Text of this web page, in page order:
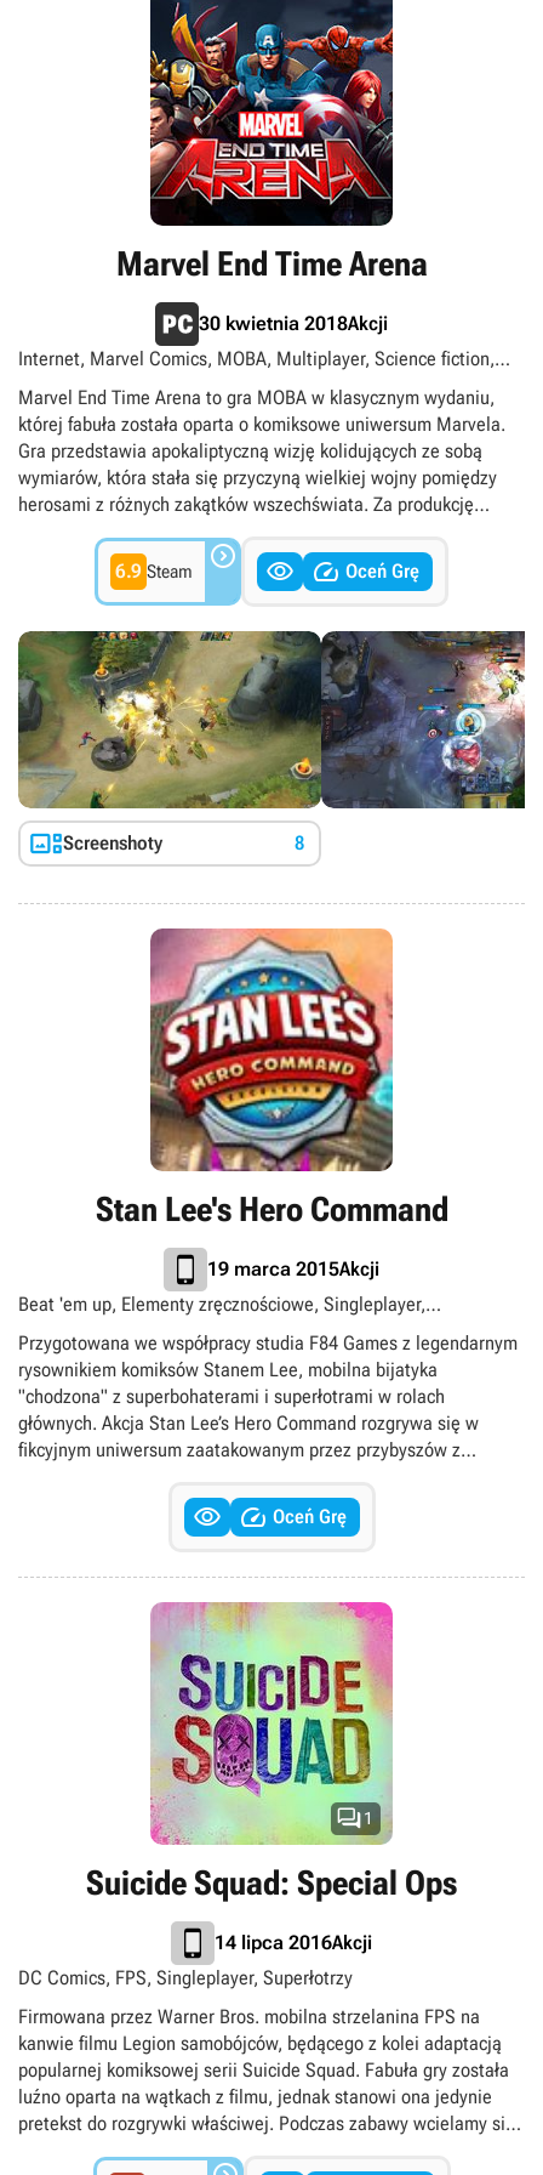
Marvel End Time Arena
30 kwietnia 2018Akcji
Internet, Marvel Comics, MOBA, Multiplayer, Science fiction,
Superbohaterowie, Superłotrzy, Zagraj za darmo
Marvel End Time Arena to gra MOBA w klasycznym wydaniu,
której fabuła została oparta o komiksowe uniwersum Marvela.
Gra przedstawia apokaliptyczną wizję kolidujących ze sobą
wymiarów, która stała się przyczyną wielkiej wojny pomiędzy
herosami z różnych zakątków wszechświata. Za produkcję
6.9 Steam    Oceń Grę
Screenshoty 8
Stan Lee's Hero Command
19 marca 2015Akcji
Beat 'em up, Elementy zręcznościowe, Singleplayer,
Superbohaterowie, Superłotrzy
Przygotowana we współpracy studia F84 Games z legendarnym
rysownikiem komiksów Stanem Lee, mobilna bijatyka
"chodzona" z superbohaterami i superłotrami w rolach
głównych. Akcja Stan Lee’s Hero Command rozgrywa się w
fikcyjnym uniwersum zaatakowanym przez przybyszów z
zamieszkują autentyczni superbohaterowie, narysowani przez
Stana Lee. Co ciekawe, na tym nie kończy się wcale rola
czele organizacji Hero Command, wysyłającej bohaterów na
różnorakie misje. Podczas zabawy przejmujemy kontrolę nad
obdarzonymi supermocami postaciami i stajemy do walki z
przeważającymi siłami wroga. Oprócz udziału w kolejnych
dynamicznych pojedynkach, zajmujemy się także realizowaniem
zróżnicowanych celów głównych i pobocznych, wśród których
pojawiają się m.in. potyczki z wymagającymi bossami. Całość
odznacza się atrakcyjną, trójwymiarową oprawą graficzną oraz
intuicyjnym systemem sterowania.
  Oceń Grę
1
Suicide Squad: Special Ops
14 lipca 2016Akcji
DC Comics, FPS, Singleplayer, Superłotrzy
Firmowana przez Warner Bros. mobilna strzelanina FPS na
kanwie filmu Legion samobójców, będącego z kolei adaptacją
popularnej komiksowej serii Suicide Squad. Fabuła gry została
luźno oparta na wątkach z filmu, jednak stanowi ona jedynie
pretekst do rozgrywki właściwej. Podczas zabawy wcielamy się